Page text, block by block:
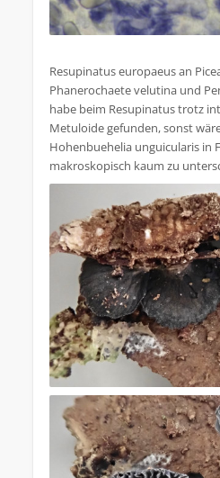
Resupinatus europaeus an
Phanerochaete velutina und
habe beim Resupinatus trotz
Metuloide gefunden, sonst
Hohenbuehelia unguicularis in
makroskopisch kaum zu